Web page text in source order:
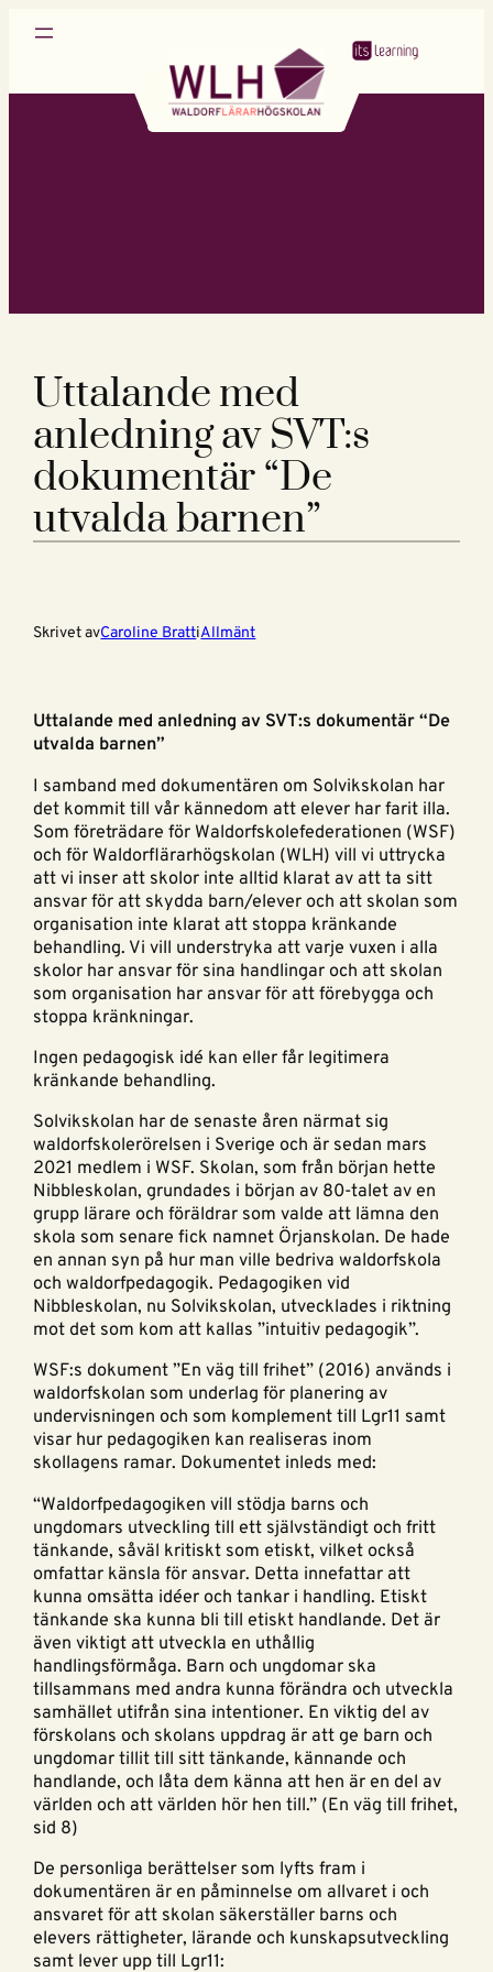
Uttalande med
anledning av SVT:s
dokumentär “De
utvalda barnen”
Skrivet avCaroline BrattiAllmänt
Uttalande med anledning av SVT:s dokumentär “De
utvalda barnen”
I samband med dokumentären om Solvikskolan har
det kommit till vår kännedom att elever har farit illa.
Som företrädare för Waldorfskolefederationen (WSF)
och för Waldorflärarhögskolan (WLH) vill vi uttrycka
att vi inser att skolor inte alltid klarat av att ta sitt
ansvar för att skydda barn/elever och att skolan som
organisation inte klarat att stoppa kränkande
behandling. Vi vill understryka att varje vuxen i alla
skolor har ansvar för sina handlingar och att skolan
som organisation har ansvar för att förebygga och
stoppa kränkningar.
Ingen pedagogisk idé kan eller får legitimera
kränkande behandling.
Solvikskolan har de senaste åren närmat sig
waldorfskolerörelsen i Sverige och är sedan mars
2021 medlem i WSF. Skolan, som från början hette
Nibbleskolan, grundades i början av 80-talet av en
grupp lärare och föräldrar som valde att lämna den
skola som senare fick namnet Örjanskolan. De hade
en annan syn på hur man ville bedriva waldorfskola
och waldorfpedagogik. Pedagogiken vid
Nibbleskolan, nu Solvikskolan, utvecklades i riktning
mot det som kom att kallas ”intuitiv pedagogik”.
WSF:s dokument ”En väg till frihet” (2016) används i
waldorfskolan som underlag för planering av
undervisningen och som komplement till Lgr11 samt
visar hur pedagogiken kan realiseras inom
skollagens ramar. Dokumentet inleds med:
“Waldorfpedagogiken vill stödja barns och
ungdomars utveckling till ett självständigt och fritt
tänkande, såväl kritiskt som etiskt, vilket också
omfattar känsla för ansvar. Detta innefattar att
kunna omsätta idéer och tankar i handling. Etiskt
tänkande ska kunna bli till etiskt handlande. Det är
även viktigt att utveckla en uthållig
handlingsförmåga. Barn och ungdomar ska
tillsammans med andra kunna förändra och utveckla
samhället utifrån sina intentioner. En viktig del av
förskolans och skolans uppdrag är att ge barn och
ungdomar tillit till sitt tänkande, kännande och
handlande, och låta dem känna att hen är en del av
världen och att världen hör hen till.” (En väg till frihet,
sid 8)
De personliga berättelser som lyfts fram i
dokumentären är en påminnelse om allvaret i och
ansvaret för att skolan säkerställer barns och
elevers rättigheter, lärande och kunskapsutveckling
samt lever upp till Lgr11: